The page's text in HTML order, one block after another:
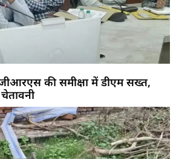
की समीक्षा में डीएम सख्त,